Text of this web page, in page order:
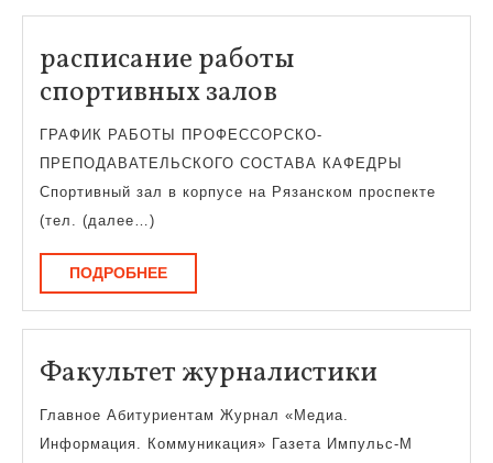
расписание работы
спортивных залов
работы
спортивных
залов
ГРАФИК РАБОТЫ ПРОФЕССОРСКО-
ПРЕПОДАВАТЕЛЬСКОГО СОСТАВА КАФЕДРЫ
Спортивный зал в корпусе на Рязанском проспекте
(тел. (далее…)
ПОДРОБНЕЕПОДРОБНЕЕ
Факультет журналистики
Главное Абитуриентам Журнал «Медиа.
Информация. Коммуникация» Газета Импульс-М